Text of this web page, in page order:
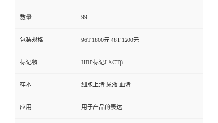
数量 99
包装规格 96T 1800元 48T 1200元
标记物 HRP标记LACTβ
样本 细胞上清 尿液 血清
应用 用于产品的表达